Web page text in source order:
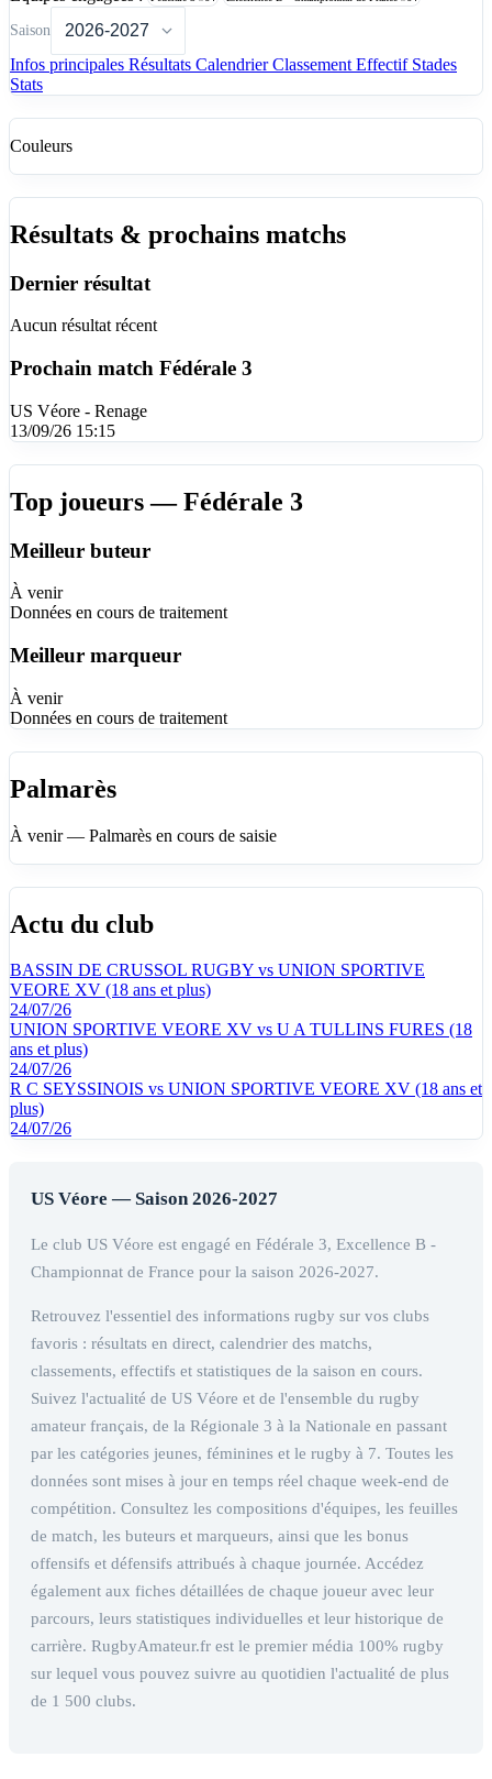
Saison
Infos principales Résultats CalendrierClassement Effectif Stades
Stats
Couleurs
Résultats & prochains matchs
Dernier résultat
Aucun résultat récent
Prochain match Fédérale 3
US Véore - Renage
13/09/26 15:15
Top joueurs — Fédérale 3
Meilleur buteur
À venir
Données en cours de traitement
Meilleur marqueur
À venir
Données en cours de traitement
Palmarès
À venir — Palmarès en cours de saisie
Actu du club
BASSIN DE CRUSSOL RUGBY vs UNION SPORTIVE
VEORE XV (18 ans et plus)
24/07/26
UNION SPORTIVE VEORE XV vs U A TULLINS FURES (18
ans et plus)
24/07/26
R C SEYSSINOIS vs UNION SPORTIVE VEORE XV (18 ans et
plus)
24/07/26
US Véore — Saison 2026-2027
Le club US Véore est engagé en Fédérale 3, Excellence B -
Championnat de France pour la saison 2026-2027.
Retrouvez l'essentiel des informations rugby sur vos clubs
favoris : résultats en direct, calendrier des matchs,
classements, effectifs et statistiques de la saison en cours.
Suivez l'actualité de US Véore et de l'ensemble du rugby
amateur français, de la Régionale 3 à la Nationale en passant
par les catégories jeunes, féminines et le rugby à 7. Toutes les
données sont mises à jour en temps réel chaque week-end de
compétition. Consultez les compositions d'équipes, les feuilles
de match, les buteurs et marqueurs, ainsi que les bonus
offensifs et défensifs attribués à chaque journée. Accédez
également aux fiches détaillées de chaque joueur avec leur
parcours, leurs statistiques individuelles et leur historique de
carrière. RugbyAmateur.fr est le premier média 100% rugby
sur lequel vous pouvez suivre au quotidien l'actualité de plus
de 1 500 clubs.